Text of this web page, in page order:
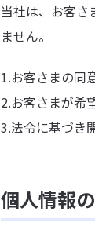
当社は、お客さ
ません。
1.お客さまの同
2.お客さまが希
3.法令に基づき
個人情報